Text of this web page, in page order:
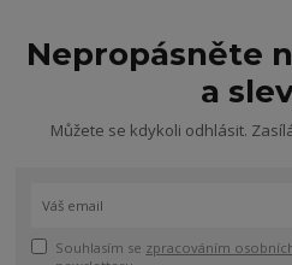
Nepropásněte
a
Můžete se kdykoli odhlásit.
Souhlasím se zpracováním